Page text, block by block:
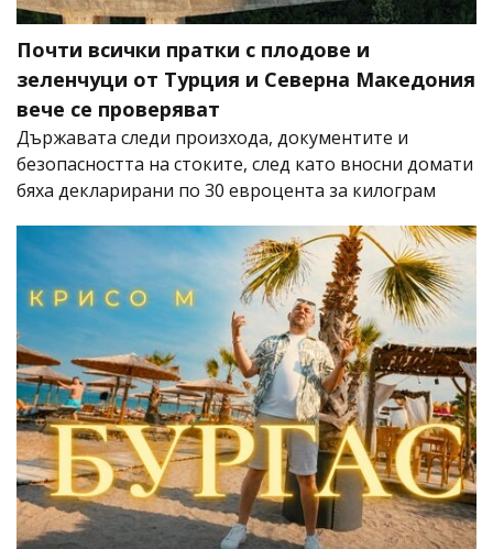
Почти всички пратки с плодове и
зеленчуци от Турция и Северна Македония
вече се проверяват
Държавата следи произхода, документите и
безопасността на стоките, след като вносни домати
бяха декларирани по 30 евроцента за килограм